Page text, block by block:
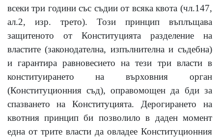
всеки три години със съдии от всяка квота (чл.147,
ал.2, изр. трето). Този принцип въплъщава
защитеното от Конституцията разделение на
властите (законодателна, изпълнителна и съдебна)
и гарантира равновесието на тези три власти в
конституирането на върховния орган
(Конституционния съд), оправомощен да бди за
спазването на Конституцията. Дерогирането на
квотния принцип би позволило в даден момент
една от трите власти да овладее Конституционния